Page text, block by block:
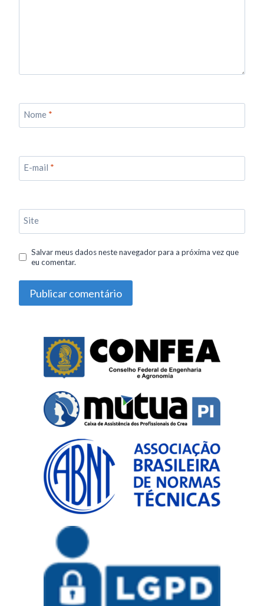
Nome *
E-mail *
Site
Salvar meus dados neste navegador para a próxima vez que
eu comentar.